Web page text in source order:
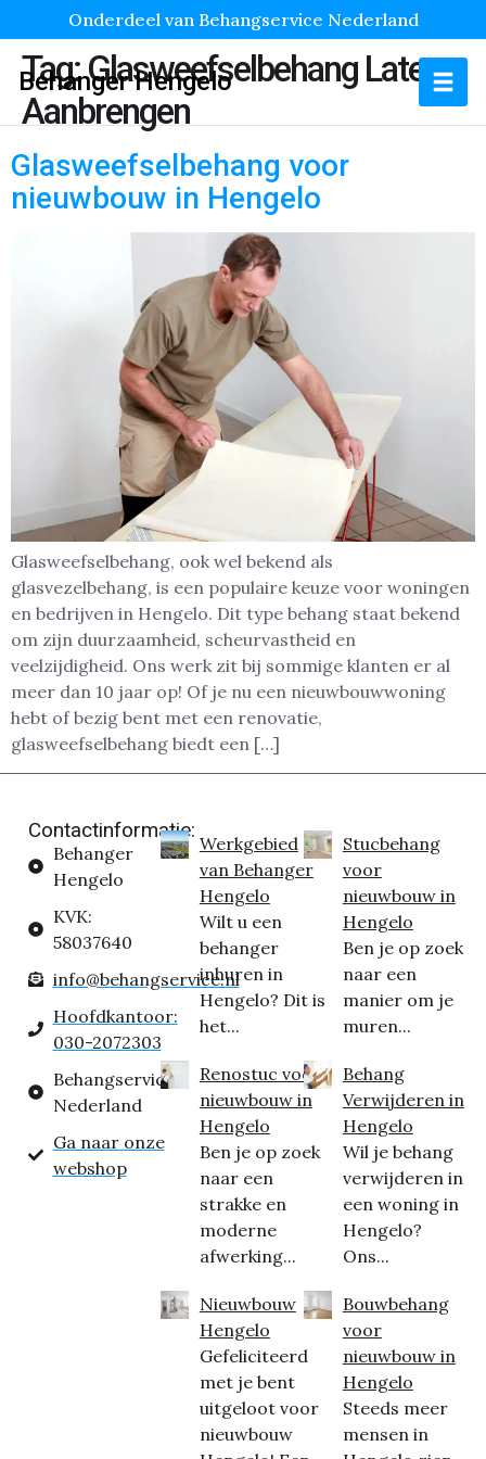
Onderdeel van Behangservice Nederland
Behanger Hengelo
Tag:Glasweefselbehang Laten
Aanbrengen
Glasweefselbehang voor
nieuwbouw in Hengelo
Glasweefselbehang, ook wel bekend als
glasvezelbehang, is een populaire keuze voor woningen
en bedrijven in Hengelo. Dit type behang staat bekend
om zijn duurzaamheid, scheurvastheid en
veelzijdigheid. Ons werk zit bij sommige klanten er al
meer dan 10 jaar op! Of je nu een nieuwbouwwoning
hebt of bezig bent met een renovatie,
glasweefselbehang biedt een […]
Contactinformatie:
Behanger
Hengelo
KVK:
58037640
info@behangservice.nl
Hoofdkantoor:
030-2072303
Behangservice
Nederland
Ga naar onze
webshop
Werkgebied
van Behanger
Hengelo
Wilt u een
behanger
inhuren in
Hengelo? Dit is
het...
Renostuc voor
nieuwbouw in
Hengelo
Ben je op zoek
naar een
strakke en
moderne
afwerking...
Nieuwbouw
Hengelo
Gefeliciteerd
met je bent
uitgeloot voor
nieuwbouw
Stucbehang
voor
nieuwbouw in
Hengelo
Ben je op zoek
naar een
manier om je
muren...
Behang
Verwijderen in
Hengelo
Wil je behang
verwijderen in
een woning in
Hengelo?
Ons...
Bouwbehang
voor
nieuwbouw in
Hengelo
Steeds meer
mensen in